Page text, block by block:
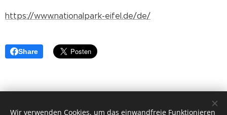
https://www.nationalpark-eifel.de/de/
Share
Wir verwenden Cookies, um das einwandfreie Funktionieren